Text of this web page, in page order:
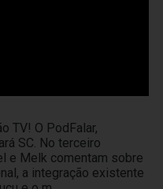
TV! O PodFalar,
SC. No terceiro
e Melk comentam sobre
a integração existente